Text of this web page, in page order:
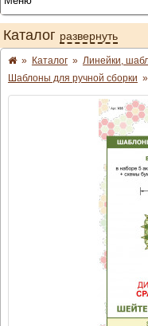
Каталог развернуть
» Каталог » Линейки,
Шаблоны для ручной сборки »